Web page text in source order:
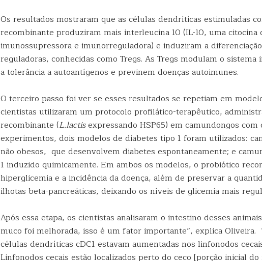
Os resultados mostraram que as células dendríticas estimuladas
recombinante produziram mais interleucina 10 (IL-10, uma citocina
imunossupressora e imunorreguladora) e induziram a
reguladoras, conhecidas como Tregs. As Tregs modulam o
a tolerância a autoantígenos e previnem doenças autoimunes.
O terceiro passo foi ver se esses resultados se repetiam em
cientistas utilizaram um protocolo profilático-terapêutico,
recombinante (L.lactisexpressando HSP65) em camundongos com
experimentos, dois modelos de diabetes tipo 1 foram utilizados:
não obesos, que desenvolvem diabetes espontaneamente; e
1 induzido quimicamente. Em ambos os modelos, o probiótico
hiperglicemia e a incidência da doença, além de preservar a
ilhotas beta-pancreáticas, deixando os níveis de glicemia mais
Após essa etapa, os cientistas analisaram o intestino desses
muco foi melhorada, isso é um fator importante”, explica Oliveira.
células dendríticas cDC1 estavam aumentadas nos linfonodos
Linfonodos cecais estão localizados perto do ceco [porção inicial